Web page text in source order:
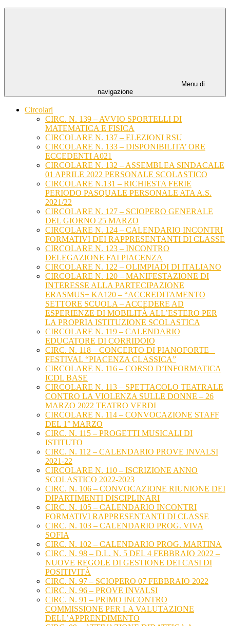
Menu di
navigazione
Circolari
CIRC. N. 139 – AVVIO SPORTELLI DI
MATEMATICA E FISICA
CIRCOLARE N. 137 – ELEZIONI RSU
CIRCOLARE N. 133 – DISPONIBILITA’ ORE
ECCEDENTI A021
CIRCOLARE N. 132 – ASSEMBLEA SINDACALE
01 APRILE 2022 PERSONALE SCOLASTICO
CIRCOLARE N.131 – RICHIESTA FERIE
PERIODO PASQUALE PERSONALE ATA A.S.
2021/22
CIRCOLARE N. 127 – SCIOPERO GENERALE
DEL GIORNO 25 MARZO
CIRCOLARE N. 124 – CALENDARIO INCONTRI
FORMATIVI DEI RAPPRESENTANTI DI CLASSE
CIRCOLARE N. 123 – INCONTRO
DELEGAZIONE FAI PIACENZA
CIRCOLARE N. 122 – OLIMPIADI DI ITALIANO
CIRCOLARE N. 120 – MANIFESTAZIONE DI
INTERESSE ALLA PARTECIPAZIONE
ERASMUS+ KA120 – “ACCREDITAMENTO
SETTORE SCUOLA – ACCEDERE AD
ESPERIENZE DI MOBILITÀ ALL’ESTERO PER
LA PROPRIA ISTITUZIONE SCOLASTICA
CIRCOLARE N. 119 – CALENDARIO
EDUCATORE DI CORRIDOIO
CIRC. N. 118 – CONCERTO DI PIANOFORTE –
FESTIVAL “PIACENZA CLASSICA”
CIRCOLARE N. 116 – CORSO D’INFORMATICA
ICDL BASE
CIRCOLARE N. 113 – SPETTACOLO TEATRALE
CONTRO LA VIOLENZA SULLE DONNE – 26
MARZO 2022 TEATRO VERDI
CIRCOLARE N. 114 – CONVOCAZIONE STAFF
DEL 1° MARZO
CIRC. N. 115 – PROGETTI MUSICALI DI
ISTITUTO
CIRC. N. 112 – CALENDARIO PROVE INVALSI
2021-22
CIRCOLARE N. 110 – ISCRIZIONE ANNO
SCOLASTICO 2022-2023
CIRC. N. 106 – CONVOCAZIONE RIUNIONE DEI
DIPARTIMENTI DISCIPLINARI
CIRC. N. 105 – CALENDARIO INCONTRI
FORMATIVI RAPPRESENTANTI DI CLASSE
CIRC. N. 103 – CALENDARIO PROG. VIVA
SOFIA
CIRC. N. 102 – CALENDARIO PROG. MARTINA
CIRC. N. 98 – D.L. N. 5 DEL 4 FEBBRAIO 2022 –
NUOVE REGOLE DI GESTIONE DEI CASI DI
POSITIVITÀ
CIRC. N. 97 – SCIOPERO 07 FEBBRAIO 2022
CIRC. N. 96 – PROVE INVALSI
CIRC. N. 91 – PRIMO INCONTRO
COMMISSIONE PER LA VALUTAZIONE
DELL’APPRENDIMENTO